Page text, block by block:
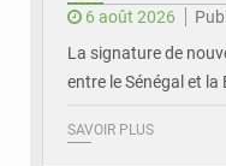
6 août 2026
La signature de
entre le Sénégal et la
SAVOIR PLUS